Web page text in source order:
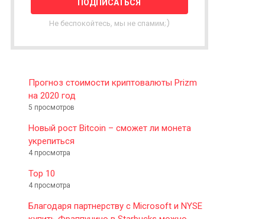
E
Не беспокойтесь, мы не спамим;)
Прогноз стоимости криптовалюты Prizm
на 2020 год
5 просмотров
Новый рост Bitcoin – сможет ли монета
укрепиться
4 просмотра
Top 10
4 просмотра
Благодаря партнерству с Microsoft и NYSE